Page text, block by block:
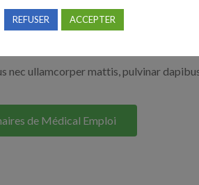
solutions entreprises
nec ullamcorper mattis, pulvinar
de Médical Emploi
REFUSER ACCEPTER